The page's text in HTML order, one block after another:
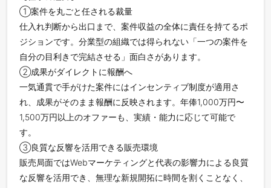
①案件を丸ごと任される裁量
仕入れ判断から出口まで、案件収益の全体に責任を持てるポ
ジションです。分業型の組織では得られない「一つの案件を
自分の目利きで完結させる」面白さがあります。
②成果がダイレクトに報酬へ
一気通貫で手がけた案件にはインセンティブ制度が適用さ
れ、成果がそのまま報酬に反映されます。年俸1,000万円〜
1,500万円以上のオファーも、実績・能力に応じて可能で
す。
③良質な反響を活用できる販売環境
販売局面ではWebマーケティングと代表の影響力による良質
な反響を活用でき、無理な新規開拓に時間を割くことなく、